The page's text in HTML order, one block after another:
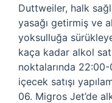
Duttweiler, halk
yasağı getirmiş ve
yoksulluğa
kaça kadar alkol
noktalarında
içecek satışı
06. Migros Jet’de